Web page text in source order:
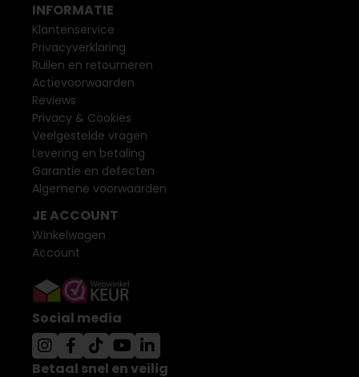
INFORMATIE
Klantenservice
Privacyverklaring
Ruilen en retourneren
Actievoorwaarden
Reviews
Privacy & Cookies
Veelgestelde vragen
Levering en betaling
Garantie en defecten
Algemene voorwaarden
JE ACCOUNT
Winkelwagen
Account
Social media
Betaal snel en veilig